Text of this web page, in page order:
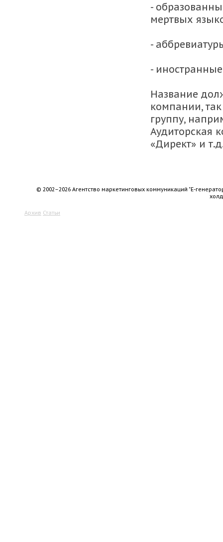
-
мертвых
-
-
Название
компании,
группу,
Аудиторская
«Директ» и
© 2002–2026 Агентство маркетинговых коммуникаций "Е-
Архив Статьи